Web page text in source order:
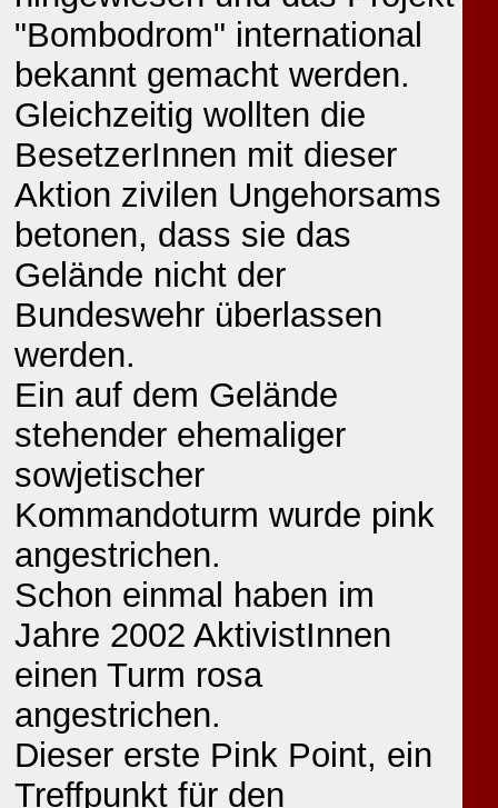
"Bombodrom" international
bekannt gemacht werden.
Gleichzeitig wollten die
BesetzerInnen mit dieser
Aktion zivilen Ungehorsams
betonen, dass sie das
Gelände nicht der
Bundeswehr überlassen
werden.
Ein auf dem Gelände
stehender ehemaliger
sowjetischer
Kommandoturm wurde pink
angestrichen.
Schon einmal haben im
Jahre 2002 AktivistInnen
einen Turm rosa
angestrichen.
Dieser erste Pink Point, ein
Treffpunkt für den